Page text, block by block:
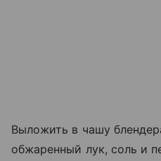
Выложить в чашу
обжаренный лук, соль и